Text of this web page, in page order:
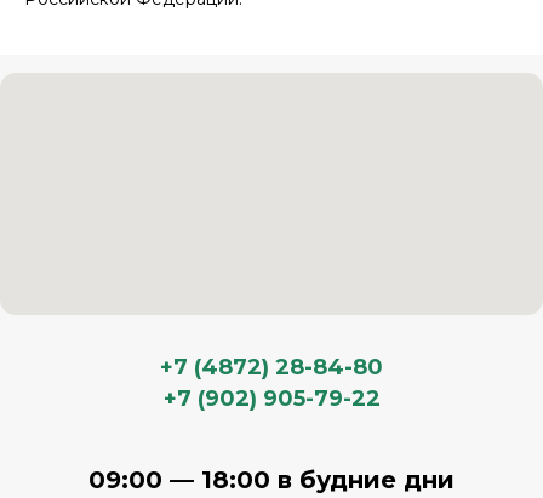
+7 (4872) 28-84-80
+7 (902) 905-79-22
09:00 — 18:00 в будние дни